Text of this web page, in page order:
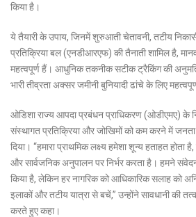
किया है।
ये तैयारी के उपाय, जिनमें शुरुआती चेतावनी, तटीय
प्रतिक्रिया बल (एनडीआरएफ) की तैनाती शामिल है,
महत्वपूर्ण हैं। आधुनिक तकनीक सटीक ट्रैकिंग की
भारी तीव्रता अक्सर जमीनी बुनियादी ढांचे के लिए
ओडिशा राज्य आपदा प्रबंधन प्राधिकरण (ओडीएमए) के
संस्थागत प्रतिक्रिया और जोखिमों को कम करने में जनता
दिया। “हमारा प्राथमिक लक्ष्य हमेशा शून्य हताहत होता
और सार्वजनिक अनुपालन पर निर्भर करता है। हमने
किया है, लेकिन हर नागरिक को आधिकारिक सलाह को
इलाकों और तटीय यात्रा से बचें,” उन्होंने सावधानी की
करते हुए कहा।